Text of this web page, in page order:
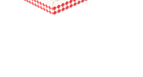
GLUTEN